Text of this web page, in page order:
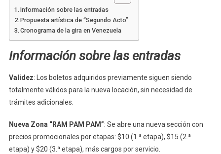
Información sobre las entradas
Propuesta artística de “Segundo Acto”
Cronograma de la gira en Venezuela
Información sobre las entradas
Validez: Los boletos adquiridos previamente siguen siendo
totalmente válidos para la nueva locación, sin necesidad de
trámites adicionales.
Nueva Zona “RAM PAM PAM”: Se abre una nueva sección con
precios promocionales por etapas: $10 (1.ª etapa), $15 (2.ª
etapa) y $20 (3.ª etapa), más cargos por servicio.